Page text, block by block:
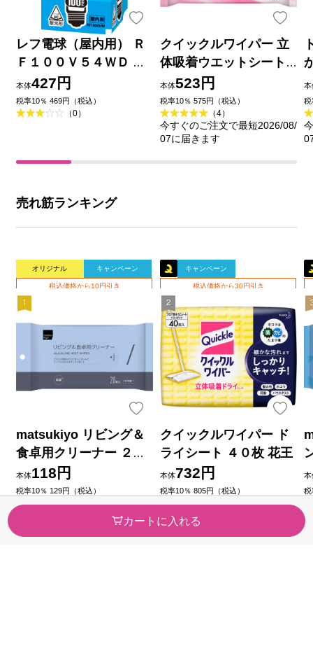
カートに入れる
レフ電球（屋内用） Ｒ
Ｆ１００Ｖ５４ＷＤ パ
ナソニック
本体427円
税率10％ 469円（税込）
（0）
クイックルワイパー 立
体吸着ウエットシート
エッセンシャルローズ
の香り １６枚 花王
本体523円
税率10％ 575円（税込）
（4）
今すぐのご注文で最短2026/08/
07に届きます
本
税
売れ筋ランキング
オリジナル キャンペーン
税込価格から10円引き
matsukiyo リビング＆
食卓用クリーナー ２０
枚
本体118円
税率10％ 129円（税込）
（49）
キャンペーン
税込価格から30円引き
クイックルワイパー ド
ライシート ４０枚 花王
本体732円
税率10％ 805円（税込）
（48）
今すぐのご注文で最短2026/08/
07に届きます
本
税